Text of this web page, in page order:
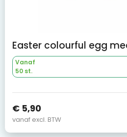
Easter colourful egg
Vanaf
50 st.
€ 5,90
vanaf excl. BTW